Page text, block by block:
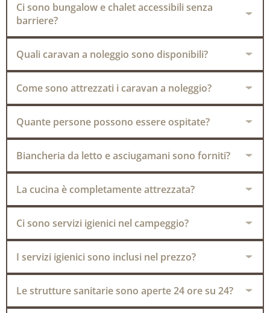
Ci sono bungalow e chalet accessibili senza
barriere?
Quali caravan a noleggio sono disponibili?
Come sono attrezzati i caravan a noleggio?
Quante persone possono essere ospitate?
Biancheria da letto e asciugamani sono forniti?
La cucina è completamente attrezzata?
Ci sono servizi igienici nel campeggio?
I servizi igienici sono inclusi nel prezzo?
Le strutture sanitarie sono aperte 24 ore su 24?